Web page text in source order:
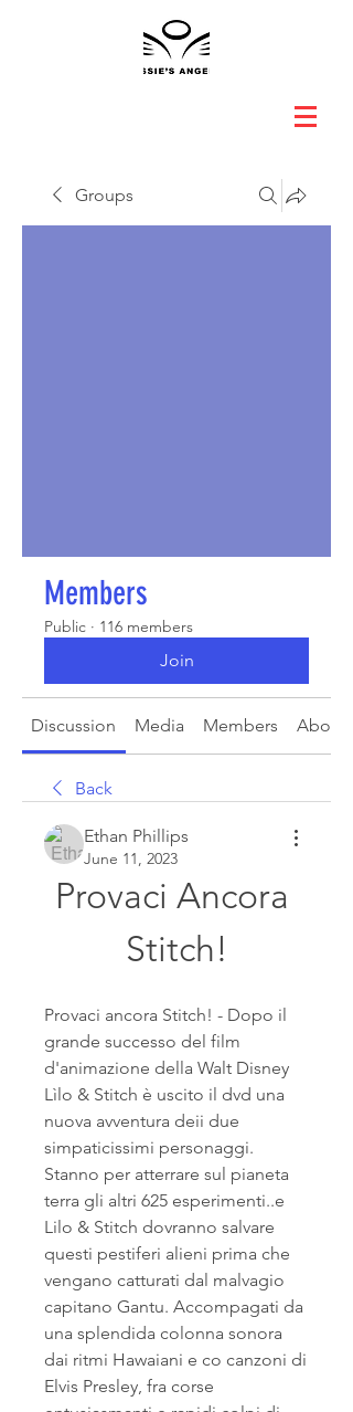
Groups
Members
Public · 116 members
Join
Discussion Media Members About
Back
Ethan Phillips
June 11, 2023
Provaci Ancora
Stitch!
Provaci ancora Stitch! - Dopo il
grande successo del film
d'animazione della Walt Disney
Lìlo & Stitch è uscito il dvd una
nuova avventura deii due
simpaticissimi personaggi.
Stanno per atterrare sul pianeta
terra gli altri 625 esperimenti..e
Lilo & Stitch dovranno salvare
questi pestiferi alieni prima che
vengano catturati dal malvagio
capitano Gantu. Accompagati da
una splendida colonna sonora
dai ritmi Hawaiani e co canzoni di
Elvis Presley, fra corse